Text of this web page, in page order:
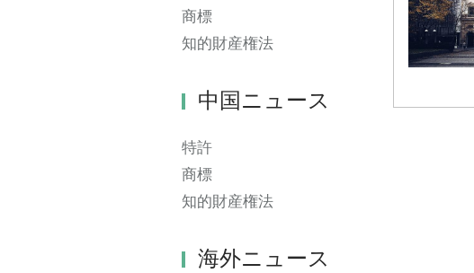
商標
知的財産権法
中国ニュース
特許
商標
知的財産権法
海外ニュース